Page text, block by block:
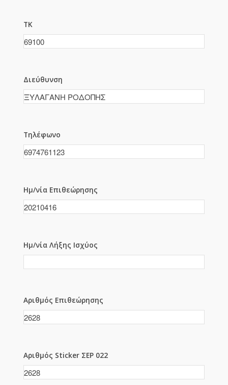
ΤΚ
Διεύθυνση
Τηλέφωνο
Ημ/νία Επιθεώρησης
Ημ/νία Λήξης Ισχύος
Αριθμός Επιθεώρησης
Αριθμός Sticker ΣΕΡ 022